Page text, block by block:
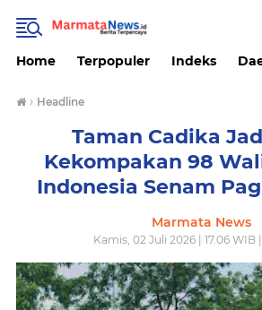
Home Terpopuler Indeks
› Headline
Taman Cadika
Kekompakan 98
Indonesia Senam
Marmata News
Kamis, 02 Juli 2026 | 17.06 WIB |